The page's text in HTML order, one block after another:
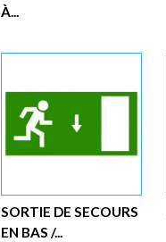
À...
SORTIE DE SECOURS
EN BAS /...